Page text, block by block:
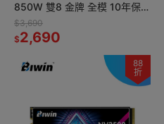
850W 雙8 金牌 全模 10年保固
ATX3.1 電源供應器
$3,690
$2,690
88
折